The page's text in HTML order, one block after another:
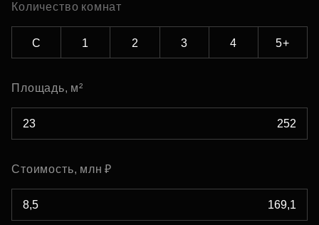
Количество комнат
С 1 2 3 4 5+
Площадь, м²
Стоимость, млн ₽